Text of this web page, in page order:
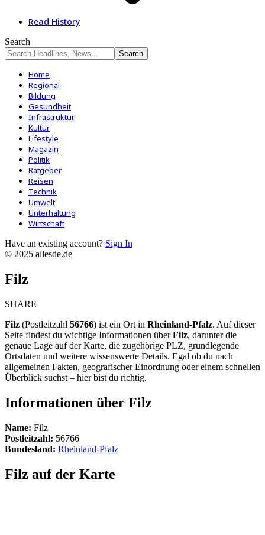
Read History
Search
Home
Regional
Bildung
Gesundheit
Infrastruktur
Kultur
Lifestyle
Magazin
Politik
Ratgeber
Reisen
Technik
Umwelt
Unterhaltung
Wirtschaft
Have an existing account? Sign In
© 2025 allesde.de
Filz
SHARE
Filz (Postleitzahl 56766) ist ein Ort in Rheinland-Pfalz. Auf dieser
Seite findest du wichtige Informationen überFilz, darunter die
genaue Lage auf der Karte, die zugehörige PLZ, grundlegende
Ortsdaten und weitere wissenswerte Details. Egal ob du nach
allgemeinen Fakten, geografischer Einordnung oder einem schnellen
Überblick suchst – hier bist du richtig.
Informationen über Filz
Name: Filz
Postleitzahl: 56766
Bundesland: Rheinland-Pfalz
Filz auf der Karte